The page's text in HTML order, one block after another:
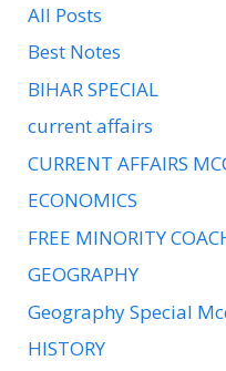
All Posts
Best Notes
BIHAR SPECIAL
current affairs
CURRENT AFFAIRS
ECONOMICS
FREE MINORITY
GEOGRAPHY
Geography Special
HISTORY